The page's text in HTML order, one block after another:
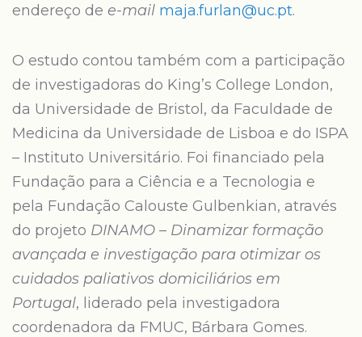
endereço de e-mail maja.furlan@uc.pt.
O estudo contou também com a participação
de investigadoras do King’s College London,
da Universidade de Bristol, da Faculdade de
Medicina da Universidade de Lisboa e do ISPA
– Instituto Universitário. Foi financiado pela
Fundação para a Ciência e a Tecnologia e
pela Fundação Calouste Gulbenkian, através
do projeto DINAMO – Dinamizar formação
avançada e investigação para otimizar os
cuidados paliativos domiciliários em
Portugal, liderado pela investigadora
coordenadora da FMUC, Bárbara Gomes.